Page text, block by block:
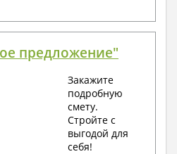
предложение"
Закажите
подробную
смету.
Стройте с
выгодой для
себя!